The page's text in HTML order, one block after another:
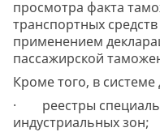
просмотра факта
транспортных
применением
пассажирской
Кроме того, в системе
· реестры
индустриальных зон;